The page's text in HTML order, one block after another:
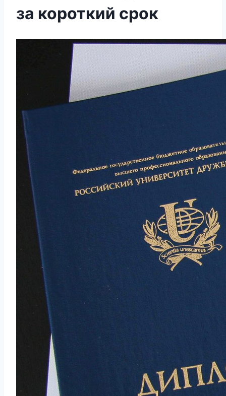
за короткий срок